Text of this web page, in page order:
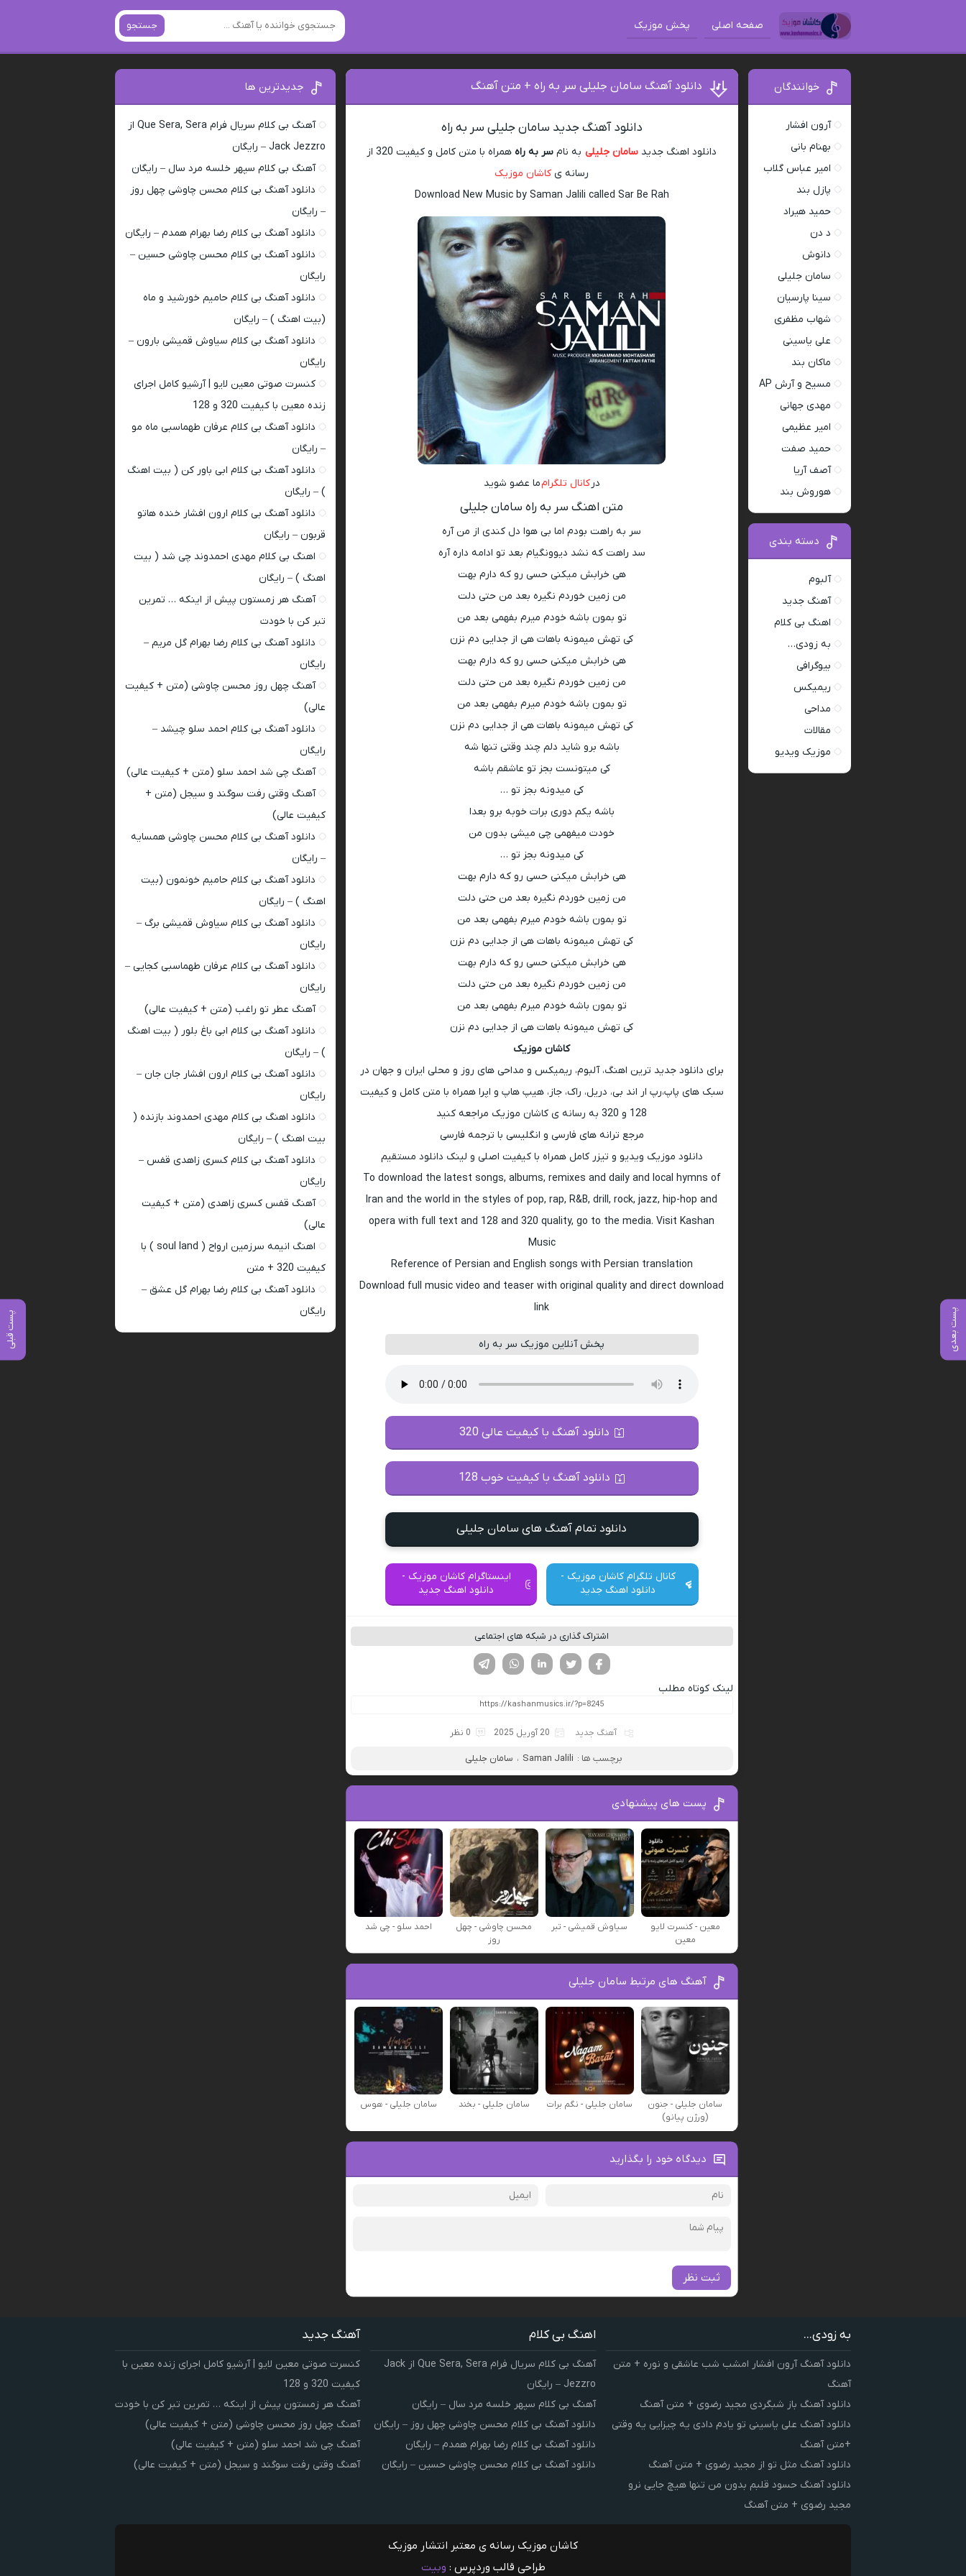
صفحه اصلی پخش موزیک جستجو
پست بعدی پست قبلی
دانلود آهنگ سامان جلیلی سر به راه + متن آهنگ
دانلود آهنگ جدید سامان جلیلی سر به راه
دانلود اهنگ جدید سامان جلیلی به نام سر به راه
همراه با متن کامل و کیفیت 320 از
رسانه ی کاشان موزیک
Download New Music by Saman Jalili called Sar Be Rah
در کانال تلگرامما عضو شوید
متن اهنگ سر به راه سامان جلیلی
سر به راهت بودم اما بی هوا دل کندی از من آره
سد راهت که نشد دیوونگیام بعد تو ادامه داره آره
هی خرابش میکنی حسی رو که دارم بهت
من زمین خوردم نگیره بعد من حتی دلت
تو بمون باشه خودم میرم بفهمی بعد من
کی تهش میمونه باهات هی از جدایی دم نزن
هی خرابش میکنی حسی رو که دارم بهت
من زمین خوردم نگیره بعد من حتی دلت
تو بمون باشه خودم میرم بفهمی بعد من
کی تهش میمونه باهات هی از جدایی دم نزن
باشه برو شاید دلم چند وقتی تنها شه
کی میتونست بجز تو عاشقم باشه
کی میدونه بجز تو …
باشه یکم دوری برات خوبه برو بعدا
خودت میفهمی چی میشی بدون من
کی میدونه بجز تو …
هی خرابش میکنی حسی رو که دارم بهت
من زمین خوردم نگیره بعد من حتی دلت
تو بمون باشه خودم میرم بفهمی بعد من
کی تهش میمونه باهات هی از جدایی دم نزن
هی خرابش میکنی حسی رو که دارم بهت
من زمین خوردم نگیره بعد من حتی دلت
تو بمون باشه خودم میرم بفهمی بعد من
کی تهش میمونه باهات هی از جدایی دم نزن
کاشان موزیک
برای دانلود جدید ترین اهنگ، آلبوم، ریمیکس و مداحی های روز و محلی ایران و جهان در
سبک های پاپ،رپ ار اند بی، دریل، راک، جاز، هیپ هاپ و اپرا همراه با متن کامل و کیفیت
128 و 320 به رسانه ی کاشان موزیک مراجعه کنید
مرجع ترانه های فارسی و انگلیسی با ترجمه فارسی
دانلود موزیک ویدیو و تیزر کامل همراه با کیفیت اصلی و لینک دانلود مستقیم
To download the latest songs, albums, remixes and daily and local hymns of
Iran and the world in the styles of pop, rap, R&B, drill, rock, jazz, hip-hop and
opera with full text and 128 and 320 quality, go to the media. Visit Kashan
Music
Reference of Persian and English songs with Persian translation
Download full music video and teaser with original quality and direct download
link
پخش آنلاین موزیک سر به راه
دانلود آهنگ با کیفیت عالی 320
دانلود آهنگ با کیفیت خوب 128
دانلود تمام آهنگ های سامان جلیلی
کانال تلگرام کاشان موزیک -
دانلود اهنگ جدید
اینستاگرام کاشان موزیک -
دانلود اهنگ جدید
اشتراک گذاری در شبکه های اجتماعی
لینکدین تویتر
فیسوک
لینک کوتاه مطلب
آهنگ جدید 20 آوریل 2025 0 نظر
برچسب ها : Saman Jalili ، سامان جلیلی
پست های پیشنهادی
معین - کنسرت لایو
معین
سیاوش قمیشی - تبر
محسن چاوشی - چهل
روز
احمد سلو - چی شد
آهنگ های مرتبط سامان جلیلی
سامان جلیلی - جنون
(ورژن پیانو)
سامان جلیلی - نگم برات سامان جلیلی - بخند سامان جلیلی - هوس
دیدگاه خود را بگذارید
ثبت نظر
خوانندگان
آرون افشار
بهنام بانی
امیر عباس گلاب
پازل بند
حمید هیراد
د دن
دانوش
سامان جلیلی
سینا پارسیان
شهاب مظفری
علی یاسینی
ماکان بند
مسیح و آرش AP
مهدی جهانی
امیر عظیمی
حمید صفت
آصف آریا
هوروش بند
دسته بندی
آلبوم
آهنگ جدید
اهنگ بی کلام
به زودی…
بیوگرافی
ریمیکس
مداحی
مقالات
موزیک ویدیو
جدیدترین ها
آهنگ بی کلام سریال فرام Que Sera, Sera از
Jack Jezzro – رایگان
آهنگ بی کلام سپهر خلسه مرد سال – رایگان
دانلود آهنگ بی کلام محسن چاوشی چهل روز
– رایگان
دانلود آهنگ بی کلام رضا بهرام همدم – رایگان
دانلود آهنگ بی کلام محسن چاوشی حسین –
رایگان
دانلود آهنگ بی کلام حامیم خورشید و ماه
(بیت اهنگ ) – رایگان
دانلود آهنگ بی کلام سیاوش قمیشی بارون –
رایگان
کنسرت صوتی معین لایو | آرشیو کامل اجرای
زنده معین با کیفیت 320 و 128
دانلود آهنگ بی کلام عرفان طهماسبی ماه مو
– رایگان
دانلود آهنگ بی کلام ابی باور کن ( بیت اهنگ
) – رایگان
دانلود آهنگ بی کلام ارون افشار خنده هاتو
قربون – رایگان
اهنگ بی کلام مهدی احمدوند چی شد ( بیت
اهنگ ) – رایگان
آهنگ هر زمستون پیش از اینکه … تمرین
تبر کن با خودت
دانلود آهنگ بی کلام رضا بهرام گل مریم –
رایگان
آهنگ چهل روز محسن چاوشی (متن + کیفیت
عالی)
دانلود آهنگ بی کلام احمد سلو چیشد –
رایگان
آهنگ چی شد احمد سلو (متن + کیفیت عالی)
آهنگ وقتی رفت سوگند و سیجل (متن +
کیفیت عالی)
دانلود آهنگ بی کلام محسن چاوشی همسایه
– رایگان
دانلود آهنگ بی کلام حامیم خونمون (بیت
اهنگ ) – رایگان
دانلود آهنگ بی کلام سیاوش قمیشی برگ –
رایگان
دانلود آهنگ بی کلام عرفان طهماسبی کجایی –
رایگان
آهنگ عطر تو راغب (متن + کیفیت عالی)
دانلود آهنگ بی کلام ابی باغ بلور ( بیت اهنگ
) – رایگان
دانلود آهنگ بی کلام ارون افشار جان جان –
رایگان
دانلود اهنگ بی کلام مهدی احمدوند بازنده (
بیت اهنگ ) – رایگان
دانلود آهنگ بی کلام کسری زاهدی قفس –
رایگان
آهنگ قفس کسری زاهدی (متن + کیفیت
عالی)
اهنگ انیمه سرزمین ارواح ( soul land ) با
کیفیت 320 + متن
دانلود آهنگ بی کلام رضا بهرام گل عشق –
رایگان
به زودی...
دانلود آهنگ آرون افشار امشب شب عاشقی و نوره + متن
آهنگ
دانلود آهنگ باز شبگردی مجید رضوی + متن آهنگ
دانلود آهنگ علی یاسینی تو یادم دادی یه چیزایی یه وقتی
+متن آهنگ
دانلود آهنگ مثل تو از مجید رضوی + متن آهنگ
دانلود آهنگ حسود قلبم بدون من تنها هیچ جایی نرو
مجید رضوی + متن آهنگ
اهنگ بی کلام
آهنگ بی کلام سریال فرام Que Sera, Sera از Jack
Jezzro – رایگان
آهنگ بی کلام سپهر خلسه مرد سال – رایگان
دانلود آهنگ بی کلام محسن چاوشی چهل روز – رایگان
دانلود آهنگ بی کلام رضا بهرام همدم – رایگان
دانلود آهنگ بی کلام محسن چاوشی حسین – رایگان
آهنگ جدید
کنسرت صوتی معین لایو | آرشیو کامل اجرای زنده معین با
کیفیت 320 و 128
آهنگ هر زمستون پیش از اینکه … تمرین تبر کن با خودت
آهنگ چهل روز محسن چاوشی (متن + کیفیت عالی)
آهنگ چی شد احمد سلو (متن + کیفیت عالی)
آهنگ وقتی رفت سوگند و سیجل (متن + کیفیت عالی)
کاشان موزیک رسانه ی معتبر انتشار موزیک
طراحی قالب وردپرس : وبیت